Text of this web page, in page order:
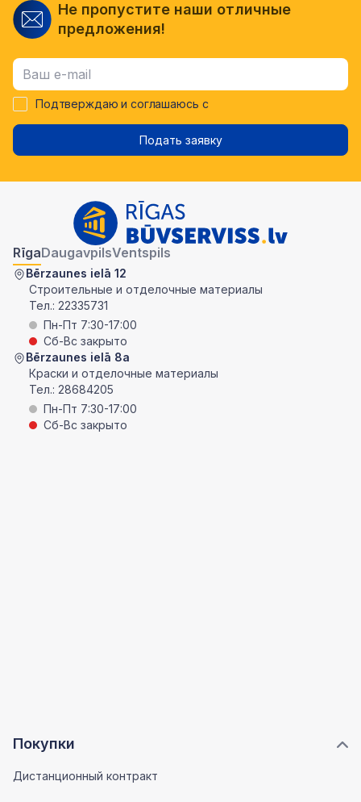
Не пропустите наши отличные
предложения!
Подтверждаю и соглашаюсь с
Подать заявку
Покупки
Дистанционный контракт
RīgaDaugavpilsVentspils
Bērzaunes ielā 12
Строительные и отделочные материалы
Тел.: 22335731
Пн-Пт 7:30-17:00
Сб-Вс закрыто
Bērzaunes ielā 8a
Краски и отделочные материалы
Тел.: 28684205
Пн-Пт 7:30-17:00
Сб-Вс закрыто